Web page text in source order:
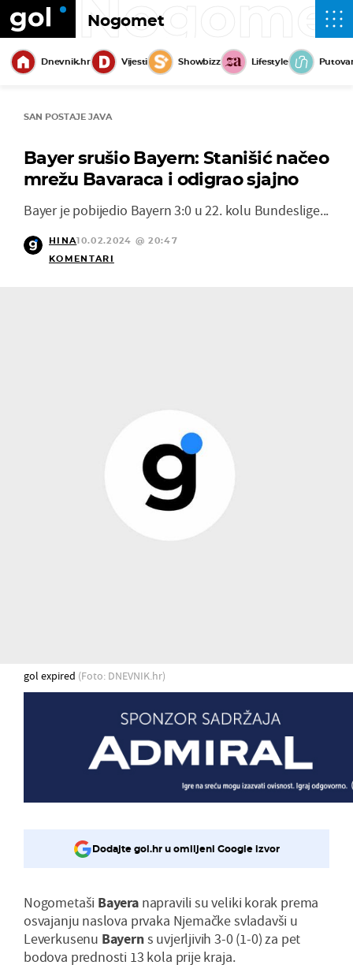
Nogomet
Dnevnik.hr Vijesti Showbizz Lifestyle
SAN POSTAJE JAVA
Bayer srušio Bayern: Stanišić načeo
mrežu Bavaraca i odigrao sjajno
Bayer je pobijedio Bayern 3:0 u 22. kolu Bundeslige...
HINA10.02.2024 @ 20:47
KOMENTARI
gol expired (Foto: DNEVNIK.hr)
Dodajte gol.hr u omiljeni Google izvor
Nogometaši Bayeranapravili su veliki korak prema
osvajanju naslova prvaka Njemačke svladavši u
Leverkusenu Bayerns uvjerljivih 3-0 (1-0) za pet
bodova prednosti 13 kola prije kraja.